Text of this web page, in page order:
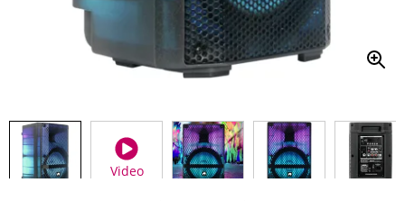
Video